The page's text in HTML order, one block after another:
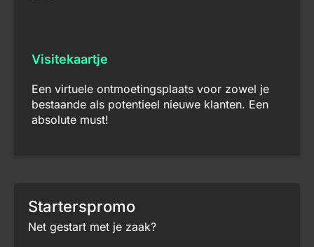
Visitekaartje
Een virtuele ontmoetingsplaats voor zowel je
bestaande als potentieel nieuwe klanten. Een
absolute must!
Starterspromo
Net gestart met je zaak?